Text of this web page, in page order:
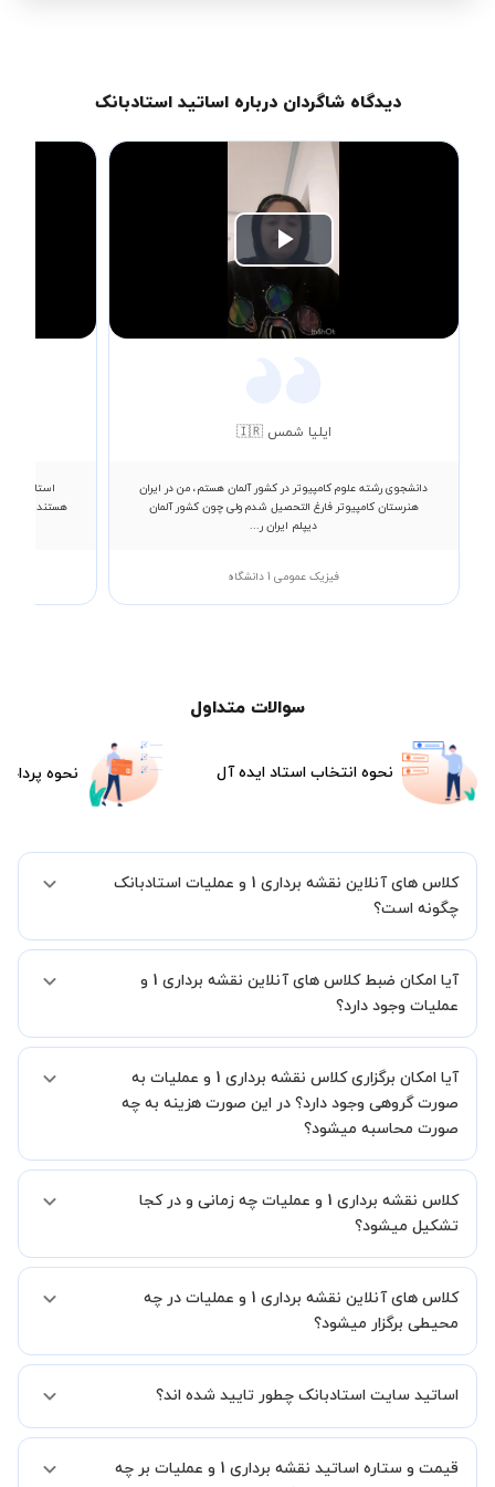
دیدگاه شاگردان درباره اساتید استادبانک
Play
Video
ایلیا شمس 🇮🇷
دانشجوی رشته علوم کامپیوتر در کشور آلمان هستم، من در ایران
هنرستان کامپیوتر فارغ التحصیل شدم ولی چون کشور آلمان
دیپلم ایران ر...
فیزیک عمومی 1 دانشگاه
استاد
هستند.
سوالات متداول
نحوه انتخاب استاد ایده آل نحوه
کلاس های آنلاین نقشه برداری 1 و عملیات استادبانک
چگونه است؟
شما میدهیم که استاد شما پیش از جلسه تمامی موارد لازم برای برگزاری
یک کلاس آنلاین با کیفیت و مفید را به شما توضیح خواهند داد.
آیا امکان ضبط کلاس های آنلاین نقشه برداری 1 و
عملیات وجود دارد؟
کنید.
آیا امکان برگزاری کلاس نقشه برداری 1 و عملیات به
صورت گروهی وجود دارد؟ در این صورت هزینه به چه
صورت محاسبه میشود؟
اما در صورتیکه مایل هستید کلاس ها را در کنار دوستان و یا آشنایان خود
به صورت گروهی برگزار کنید، این امکان وجود دارد. در این حالت، به ازای هر
اضافه خواهد شد.
کلاس نقشه برداری 1 و عملیات چه زمانی و در کجا
تشکیل میشود؟
و استاد تعیین خواهد شد.
همچنین کلاس های خصوصی به طور کلی در منزل شاگرد برگزار میشود. در
کلاس در یک مکان عمومی مانند کتابخانه با استاد خود هماهنگی لازم را
انجام دهید.
کلاس های آنلاین نقشه برداری 1 و عملیات در چه
محیطی برگزار میشود؟
اساتید سایت استادبانک چطور تایید شده اند؟
در صورت رضایت از شیوه تدریس، استاد مجوز فعالیت در استادبانک را
قیمت و ستاره اساتید نقشه برداری 1 و عملیات بر چه